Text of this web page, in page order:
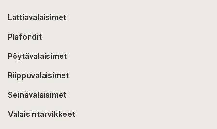
Lattiavalaisimet
Plafondit
Pöytävalaisimet
Riippuvalaisimet
Seinävalaisimet
Valaisintarvikkeet